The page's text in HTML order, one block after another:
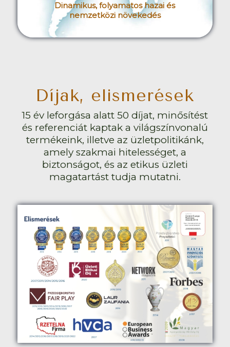
Dinamikus, folyamatos hazai és
nemzetközi növekedés
Díjak, elismerések
15 év leforgása alatt 50 díjat, minősítést
és referenciát kaptak a világszínvonalú
termékeink, illetve az üzletpolitikánk,
amely szakmai hitelességet, a
biztonságot, és az etikus üzleti
magatartást tudja mutatni.